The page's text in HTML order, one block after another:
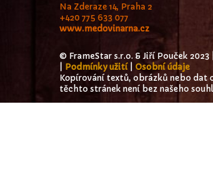
Na Zderaze 14, Praha 2
+420 775 633 077
www.medovinarna.cz
© FrameStar s.r.o. & Jiří Pouček 2023 |
Podmínky užití| Osobní údaje
Kopírování textů, obrázků nebo dat
těchto stránek není bez našeho